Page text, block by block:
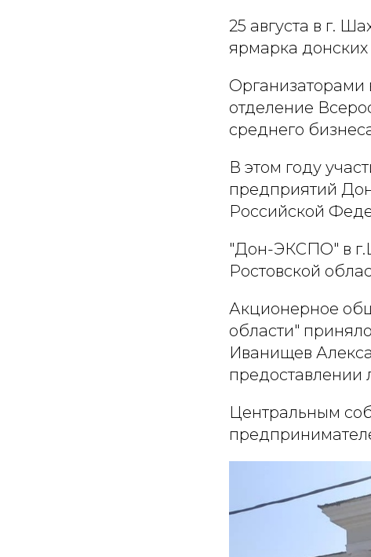
25 августа в г.
ярмарка
Организаторами
отделение
среднего
В этом году
предприятий
Российской
"Дон-ЭКСПО" в
Ростовской
Акционерное
области"
Иванищев
предоставлении
Центральным